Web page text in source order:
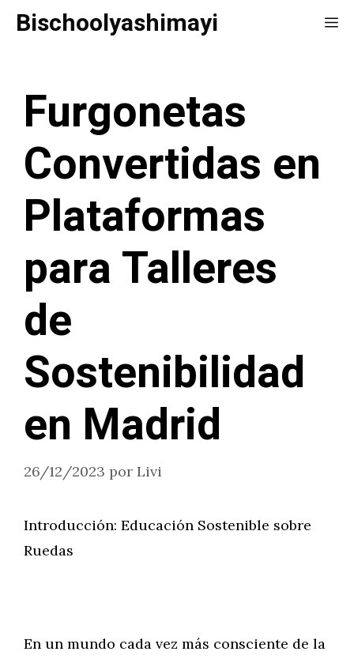
SaltarBischoolyashimayi
Furgonetas
Convertidas en
Plataformas
para Talleres
de
Sostenibilidad
en Madrid
26/12/2023 por Livi
Introducción: Educación Sostenible sobre
Ruedas
En un mundo cada vez más consciente de la